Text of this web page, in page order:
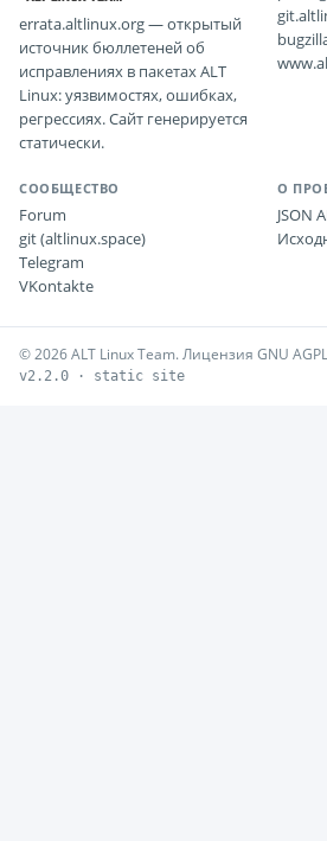
errata.altlinux.org — открытый
источник бюллетеней об
исправлениях в пакетах ALT
Linux: уязвимостях, ошибках,
регрессиях. Сайт генерируется
статически.
СООБЩЕСТВО
Forum
git (altlinux.space)
Telegram
VKontakte
О
JSON
© 2026 ALT Linux Team. Лицензия GNU
v2.2.0 · static site